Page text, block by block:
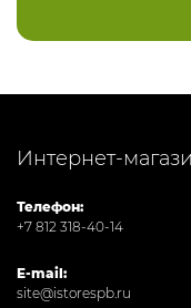
Интернет-
Телефон:
+7 812 318-40-14
E-mail:
site@istorespb.ru